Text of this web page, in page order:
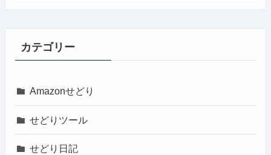
カテゴリー
Amazonせどり
せどりツール
せどり日記